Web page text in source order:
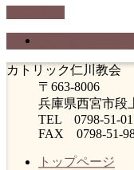
カトリック仁川教会
〒663-8006
兵庫県西宮市段
TEL 0798-51-
FAX 0798-51-
トップページ